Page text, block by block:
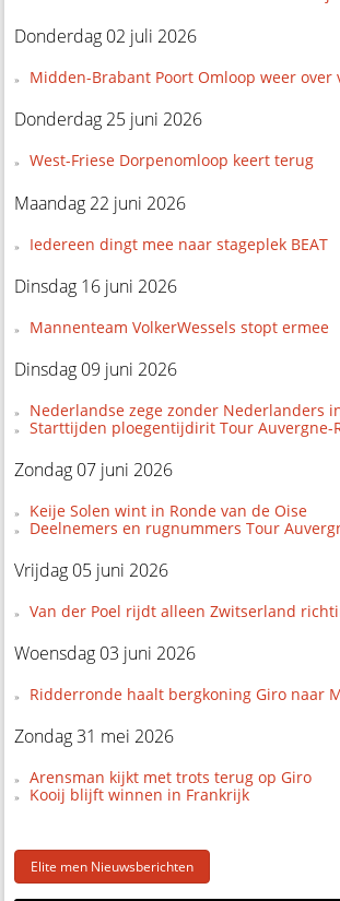
Donderdag 02 juli 2026
Midden-Brabant Poort Omloop weer over
Donderdag 25 juni 2026
West-Friese Dorpenomloop keert terug
Maandag 22 juni 2026
Iedereen dingt mee naar stageplek BEAT
Dinsdag 16 juni 2026
Mannenteam VolkerWessels stopt ermee
Dinsdag 09 juni 2026
Nederlandse zege zonder Nederlanders
Starttijden ploegentijdirit Tour Auvergne-
Zondag 07 juni 2026
Keije Solen wint in Ronde van de Oise
Deelnemers en rugnummers Tour
Vrijdag 05 juni 2026
Van der Poel rijdt alleen Zwitserland
Woensdag 03 juni 2026
Ridderronde haalt bergkoning Giro naar
Zondag 31 mei 2026
Arensman kijkt met trots terug op Giro
Kooij blijft winnen in Frankrijk
Elite men Nieuwsberichten